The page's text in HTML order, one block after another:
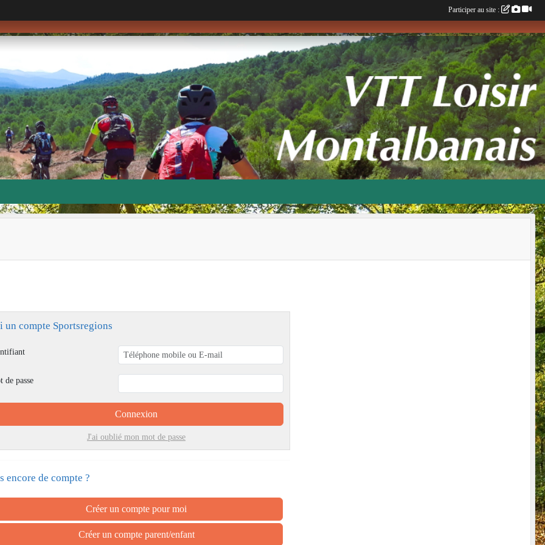
un compte Sportsregions
de passe
Connexion
J'ai oublié mon mot de passe
encore de compte ?
Créer un compte pour moi
Créer un compte parent/enfant
Participer au site :